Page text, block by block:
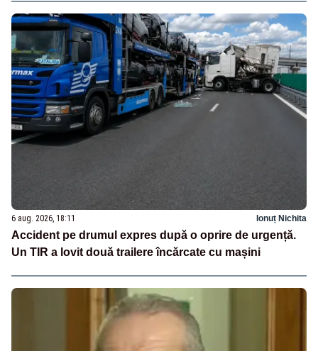
6 aug. 2026, 18:11 Ionuț Nichita
Accident pe drumul expres după o oprire de urgență.
Un TIR a lovit două trailere încărcate cu mașini